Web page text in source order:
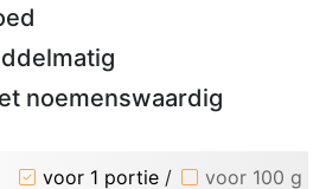
noemenswaardig
voor 1 portie / voor 100 g